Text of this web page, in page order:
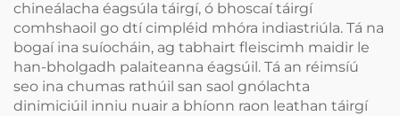
chineálacha éagsúla táirgí, ó bhoscaí táirgí
comhshaoil go dtí cimpléid mhóra indiastriúla. Tá na
bogaí ina suíocháin, ag tabhairt fleiscimh maidir le
han-bholgadh palaiteanna éagsúil. Tá an réimsíú
seo ina chumas rathúil san saol gnólachta
dinimiciúil inniu nuair a bhíonn raon leathan táirgí